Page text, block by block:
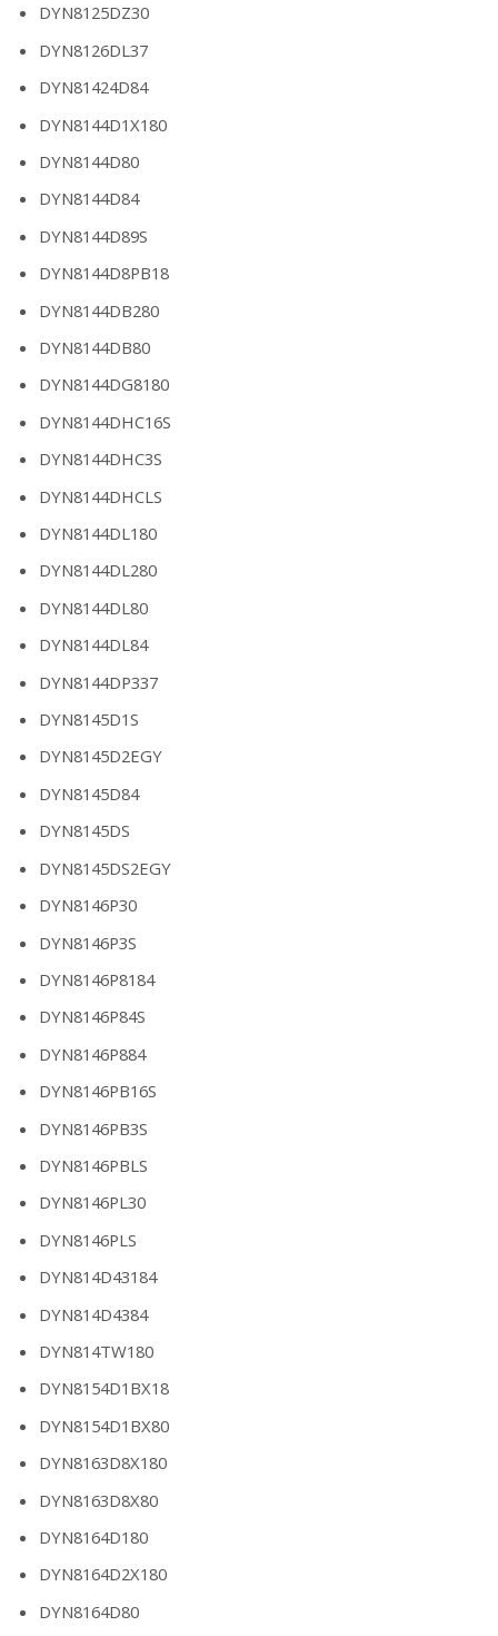
DYN8125DZ30
DYN8126DL37
DYN81424D84
DYN8144D1X180
DYN8144D80
DYN8144D84
DYN8144D89S
DYN8144D8PB18
DYN8144DB280
DYN8144DB80
DYN8144DG8180
DYN8144DHC16S
DYN8144DHC3S
DYN8144DHCLS
DYN8144DL180
DYN8144DL280
DYN8144DL80
DYN8144DL84
DYN8144DP337
DYN8145D1S
DYN8145D2EGY
DYN8145D84
DYN8145DS
DYN8145DS2EGY
DYN8146P30
DYN8146P3S
DYN8146P8184
DYN8146P84S
DYN8146P884
DYN8146PB16S
DYN8146PB3S
DYN8146PBLS
DYN8146PL30
DYN8146PLS
DYN814D43184
DYN814D4384
DYN814TW180
DYN8154D1BX18
DYN8154D1BX80
DYN8163D8X180
DYN8163D8X80
DYN8164D180
DYN8164D2X180
DYN8164D80